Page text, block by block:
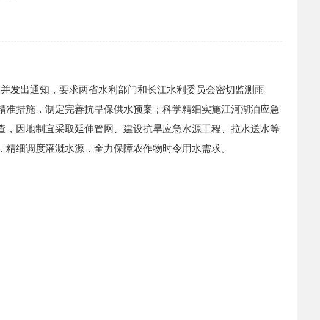
发出通知，要求两省水利部门和长江水利委员会密切监测雨
措施，制定完善抗旱保供水预案；科学精细实施江河湖泊应急
因地制宜采取延伸管网、建设抗旱应急水源工程、拉水送水等
细调度灌溉水源，全力保障农作物时令用水需求。